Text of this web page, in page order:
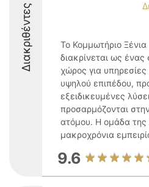
Διακριθέντες
Το Κομμωτήριο
διακρίνεται ως ένας
χώρος για
υψηλού επιπέδου,
εξειδικευμένες
προσαρμόζονται
ατόμου. Η ομάδα της
μακροχρόνια
9.6